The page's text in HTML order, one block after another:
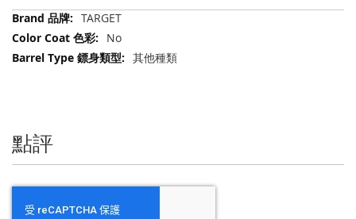
更
多
息
TARGET
No
其他種類
點評